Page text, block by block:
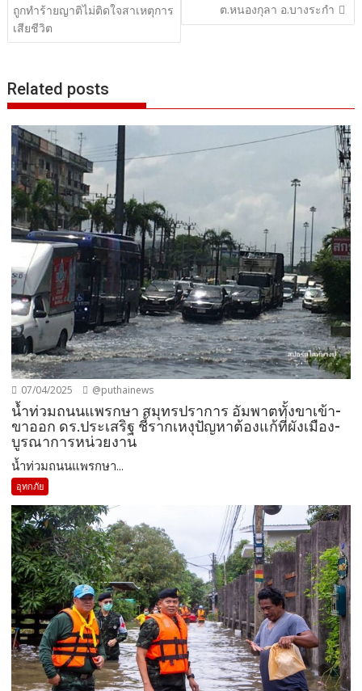
ถูกทำร้ายญาติไม่ติดใจสาเหตุการ
เสียชีวิต
ต.หนองกุลา อ.บางระกำ
Related posts
07/04/2025 @puthainews
น้ำท่วมถนนแพรกษา สมุทรปราการ อัมพาตทั้งขาเข้า-
ขาออก ดร.ประเสริฐ ชี้รากเหงุปัญหาต้องแก้ที่ผังเมือง-
บูรณาการหน่วยงาน
น้ำท่วมถนนแพรกษา...
อุทกภัย